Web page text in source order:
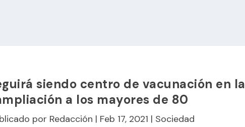
siendo centro de vacunación en la
a los mayores de 80
por Redacción | Feb 17, 2021 | Sociedad